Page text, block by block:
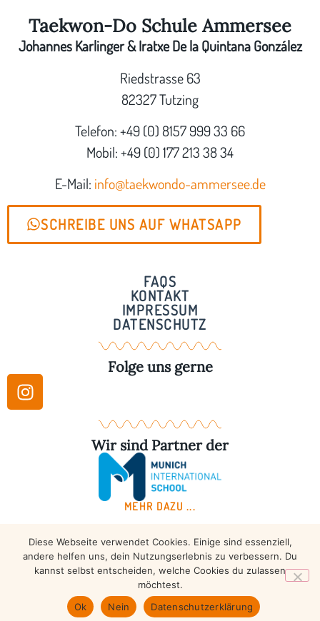
Taekwon-Do Schule Ammersee
Johannes Karlinger & Iratxe De la Quintana González
Riedstrasse 63
82327 Tutzing
Telefon: +49 (0) 8157 999 33 66
Mobil: +49 (0) 177 213 38 34
E-Mail: info@taekwondo-ammersee.de
SCHREIBE UNS AUF WHATSAPP
FAQS
KONTAKT
IMPRESSUM
DATENSCHUTZ
Folge uns gerne
Wir sind Partner der
MEHR DAZU ...
Copyright © 2026 – Taekwondo Ammersee | All rights
reserved.
Diese Webseite verwendet Cookies. Einige sind essenziell,
andere helfen uns, dein Nutzungserlebnis zu verbessern. Du
kannst selbst entscheiden, welche Cookies du zulassen
möchtest.
Ok
Nein Datenschutzerklärung